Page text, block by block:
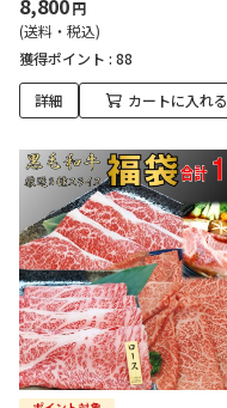
8,800円
(送料・税込)
獲得ポイント : 88
詳細 カートに入れる